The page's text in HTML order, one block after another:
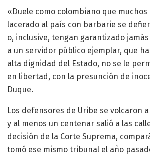
«Duele como colombiano que
lacerado al país con barbarie se
o, inclusive, tengan garantizado
a un servidor público ejemplar, que
alta dignidad del Estado, no se le
en libertad, con la presunción de
Duque.
Los defensores de Uribe se volcaron
y al menos un centenar salió a las
decisión de la Corte Suprema,
tomó ese mismo tribunal el año